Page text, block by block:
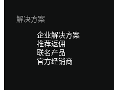
解决方案
企业解决方案
推荐返佣
联名产品
官方经销商